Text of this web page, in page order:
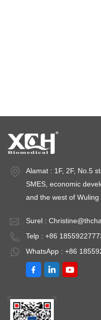
Alamat : 1F, 2F, No.5
SMES, economic
and the west of
Surel :
Telp : +86
WhatsApp : +86